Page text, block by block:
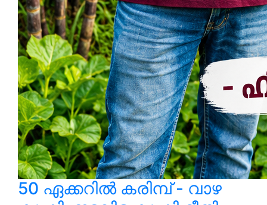
50 ഏക്കറിൽ കരിമ്പ് - വാഴ